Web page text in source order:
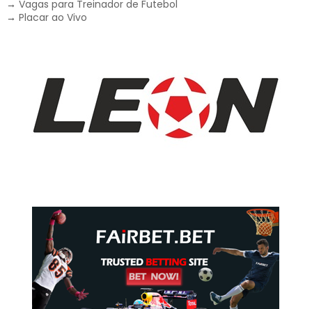
→ Vagas para Treinador de Futebol
→ Placar ao Vivo